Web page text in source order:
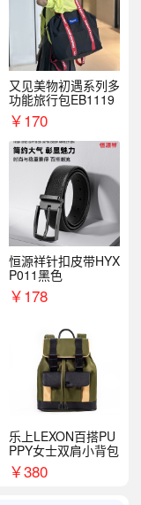
又见美物初遇系列多
功能旅行包EB1119
￥170
恒源祥针扣皮带HYX
P011黑色
￥178
乐上LEXON百搭PU
PPY女士双肩小背包
￥380